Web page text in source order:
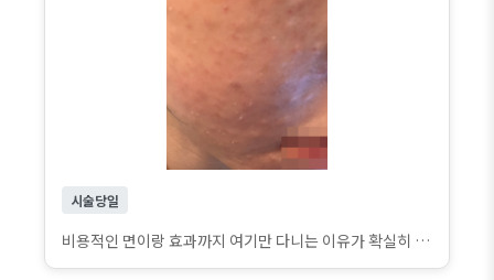
시술당일
비용적인 면이랑 효과까지 여기만 다니는 이유가 확실히 있는 곳이라 이번에도 만족스럽게 받고 왔어요. 리즈네 받고 나서 피부에 촉촉함이 확 도는 게 느껴지고, 결이 정돈되는 느낌이라 매번 만족스럽더라고요. 프론트 직원분들도 어찌나 친절하신지 받는 내내 분위기가 편안해서 더 좋았어요. 앞으로도 꾸준히 다니려고요! 벌써 다음 방문이 기대돼요~